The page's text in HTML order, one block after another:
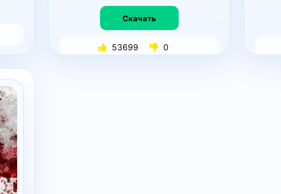
Скачать
53699 0